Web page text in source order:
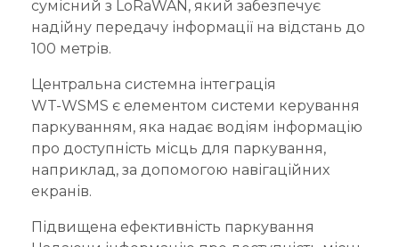
сумісний з LoRaWAN, який забезпечує
надійну передачу інформації на відстань до
100 метрів.
Центральна системна інтеграція
WT-WSMS є елементом системи керування
паркуванням, яка надає водіям інформацію
про доступність місць для паркування,
наприклад, за допомогою навігаційних
екранів.
Підвищена ефективність паркування